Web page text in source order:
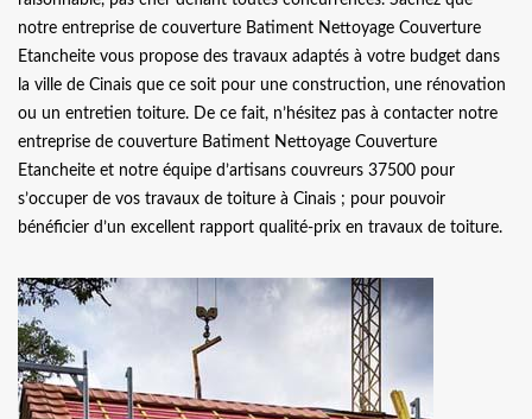
notre entreprise de couverture Batiment Nettoyage Couverture
Etancheite vous propose des travaux adaptés à votre budget dans
la ville de Cinais que ce soit pour une construction, une rénovation
ou un entretien toiture. De ce fait, n’hésitez pas à contacter notre
entreprise de couverture Batiment Nettoyage Couverture
Etancheite et notre équipe d’artisans couvreurs 37500 pour
s’occuper de vos travaux de toiture à Cinais ; pour pouvoir
bénéficier d’un excellent rapport qualité-prix en travaux de toiture.